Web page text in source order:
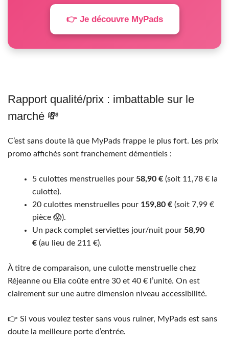
👉 Je découvre MyPads
Rapport qualité/prix : imbattable sur le
marché 💸
C’est sans doute là que MyPads frappe le plus fort. Les prix
promo affichés sont franchement démentiels :
5 culottes menstruelles pour 58,90 € (soit 11,78 € la
culotte).
20 culottes menstruelles pour 159,80 € (soit 7,99 €
pièce 😱).
Un pack complet serviettes jour/nuit pour 58,90
€ (au lieu de 211 €).
À titre de comparaison, une culotte menstruelle chez
Réjeanne ou Elia coûte entre 30 et 40 € l’unité. On est
clairement sur une autre dimension niveau accessibilité.
👉 Si vous voulez tester sans vous ruiner, MyPads est sans
doute la meilleure porte d’entrée.